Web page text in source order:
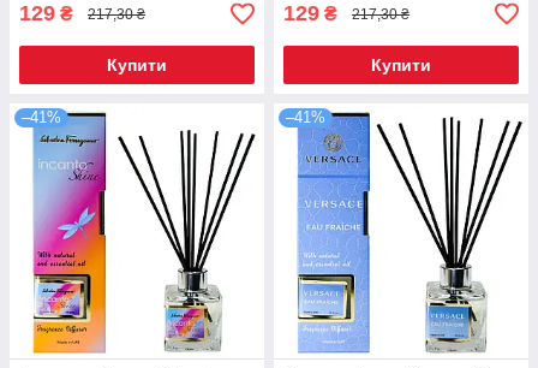
129 ₴ 217,30 ₴
Купити
129 ₴ 217,30 ₴
Купити
–41% –41%